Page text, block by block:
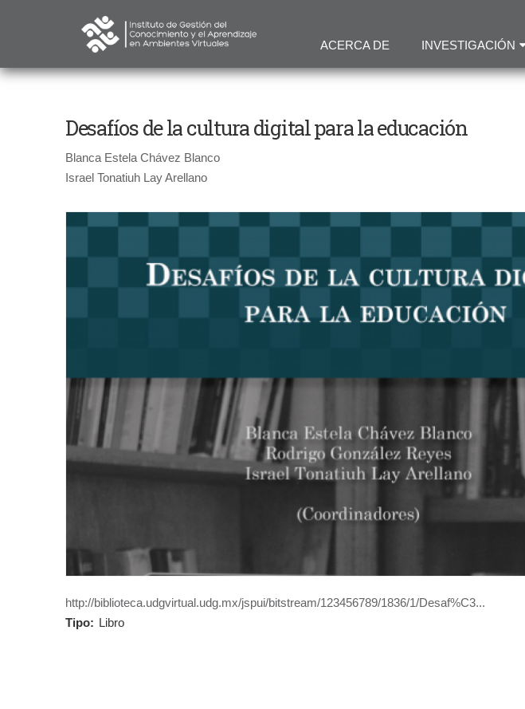
contenido
principal
ACERCA DE INVESTIGACIÓN
Desafíos de la cultura digital para la educación
Blanca Estela Chávez Blanco
Israel Tonatiuh Lay Arellano
http://biblioteca.udgvirtual.udg.mx/jspui/bitstream/123456789/1836/1/Desaf%C3...
Tipo: Libro